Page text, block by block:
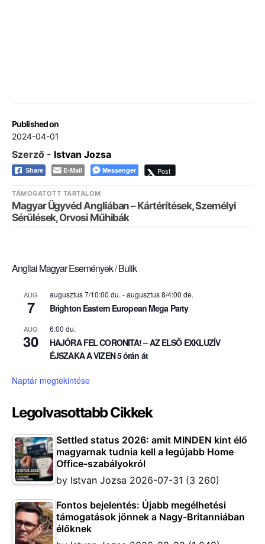
Published on
2024-04-01
Szerző - Istvan Jozsa
Share E-Mail Messenger Post
TÁMOGATOTT TARTALOM
Magyar Ügyvéd Angliában – Kártérítések, Személyi
Sérülések, Orvosi Műhibák
Angliai Magyar Események / Bulik
AUG
7
augusztus 7/10:00 du. -augusztus 8/4:00 de.
Brighton Eastern European Mega Party
AUG
30
6:00 du.
HAJÓRA FEL CORONITA! – AZ ELSŐ EXKLUZÍV
ÉJSZAKA A VIZEN 5 órán át
Naptár megtekintése
Legolvasottabb Cikkek
Settled status 2026: amit MINDEN kint élő
magyarnak tudnia kell a legújabb Home
Office-szabályokról
by Istvan Jozsa 2026-07-31 (3 260)
Fontos bejelentés: Újabb megélhetési
támogatások jönnek a Nagy-Britanniában
élőknek